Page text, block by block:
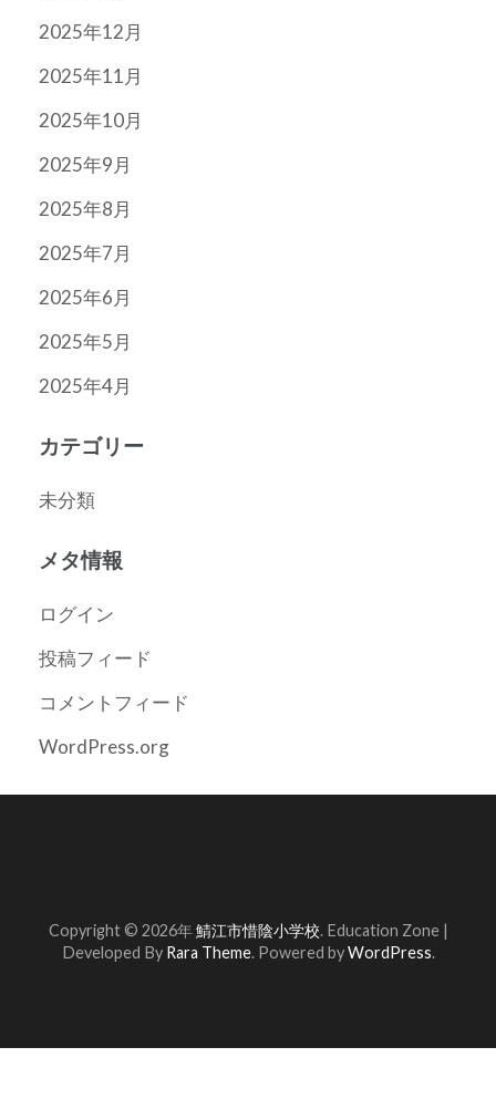
2025年12月
2025年11月
2025年10月
2025年9月
2025年8月
2025年7月
2025年6月
2025年5月
2025年4月
カテゴリー
未分類
メタ情報
ログイン
投稿フィード
コメントフィード
WordPress.org
Copyright © 2026年鯖江市惜陰小学校. Education Zone |
Developed By Rara Theme. Powered byWordPress.